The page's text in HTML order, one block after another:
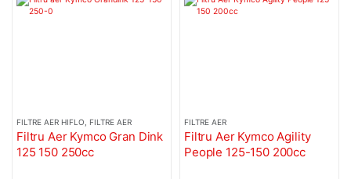
FILTRE AER HIFLO FILTRE AER
Filtru Aer Kymco Gran Dink
125 150 250cc
FILTRE AER
Filtru Aer Kymco Agility
People 125-150 200cc